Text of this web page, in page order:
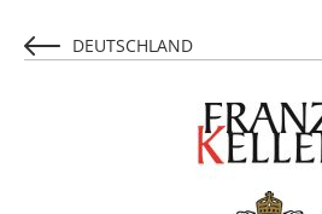
DEUTSCHLAND